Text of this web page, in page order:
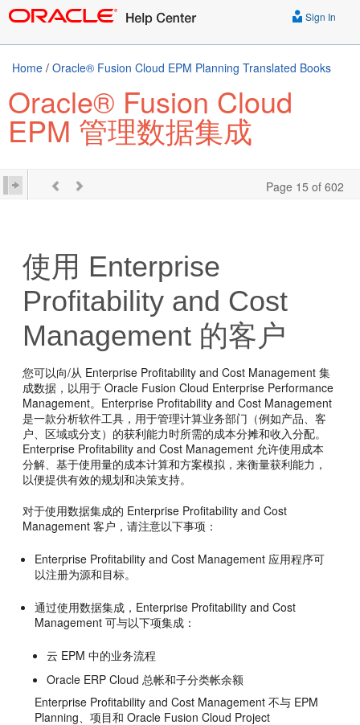
Sign In
Home / Oracle® Fusion Cloud EPM Planning Translated Books
Oracle® Fusion Cloud
EPM 管理数据集成
Page 15 of 602
使用 Enterprise
Profitability and Cost
Management 的客户
您可以向/从 Enterprise Profitability and Cost Management 集
成数据，以用于Oracle Fusion Cloud Enterprise Performance
Management。 Enterprise Profitability and Cost Management
是一款分析软件工具，用于管理计算业务部门（例如产品、客
户、区域或分支）的获利能力时所需的成本分摊和收入分配。
Enterprise Profitability and Cost Management 允许使用成本
分解、基于使用量的成本计算和方案模拟，来衡量获利能力，
以便提供有效的规划和决策支持。
对于使用数据集成的 Enterprise Profitability and Cost
Management 客户，请注意以下事项：
Enterprise Profitability and Cost Management 应用程序可
以注册为源和目标。
通过使用数据集成 ， Enterprise Profitability and Cost
Management 可与以下项集成：
云 EPM 中的业务流程
Oracle ERP Cloud 总帐和子分类帐余额
Enterprise Profitability and Cost Management 不与 EPM
Planning、项目和 Oracle Fusion Cloud Project